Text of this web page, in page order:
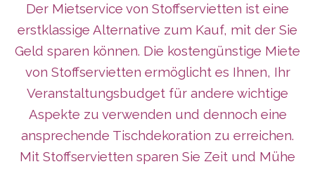
Der Mietservice von Stoffservietten ist eine
erstklassige Alternative zum Kauf, mit der Sie
Geld sparen können. Die kostengünstige Miete
von Stoffservietten ermöglicht es Ihnen, Ihr
Veranstaltungsbudget für andere wichtige
Aspekte zu verwenden und dennoch eine
ansprechende Tischdekoration zu erreichen.
Mit Stoffservietten sparen Sie Zeit und Mühe